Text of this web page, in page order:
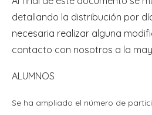
detallando la distribución por
necesaria realizar alguna
contacto con nosotros a la
ALUMNOS
Se ha ampliado el número de